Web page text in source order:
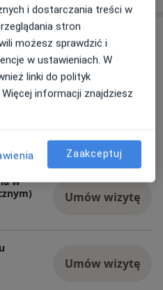
w Centrum
Umów wizytę
w
Umów wizytę
Umów wizytę
i dostarczania treści w
stron
możesz sprawdzić i
w ustawieniach. W
linki do polityk
informacji znajdziesz
Zaakceptuj